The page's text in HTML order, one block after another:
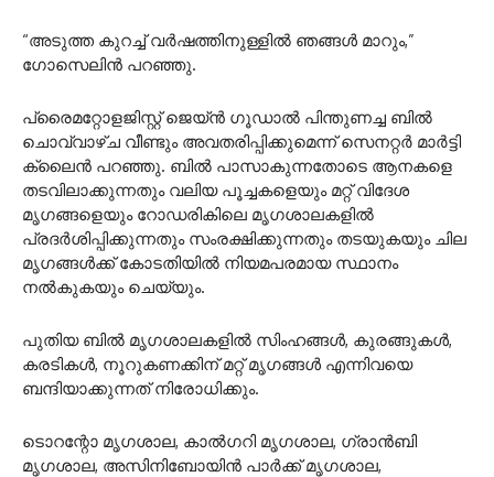
“അടുത്ത കുറച്ച് വർഷത്തിനുള്ളിൽ ഞങ്ങൾ മാറും,”
ഗോസെലിൻ പറഞ്ഞു.
പ്രൈമറ്റോളജിസ്റ്റ് ജെയ്ൻ ഗൂഡാൽ പിന്തുണച്ച ബിൽ
ചൊവ്വാഴ്ച വീണ്ടും അവതരിപ്പിക്കുമെന്ന് സെനറ്റർ മാർട്ടി
ക്ലൈൻ പറഞ്ഞു. ബിൽ പാസാകുന്നതോടെ ആനകളെ
തടവിലാക്കുന്നതും വലിയ പൂച്ചകളെയും മറ്റ് വിദേശ
മൃഗങ്ങളെയും റോഡരികിലെ മൃഗശാലകളിൽ
പ്രദർശിപ്പിക്കുന്നതും സംരക്ഷിക്കുന്നതും തടയുകയും ചില
മൃഗങ്ങൾക്ക് കോടതിയിൽ നിയമപരമായ സ്ഥാനം
നൽകുകയും ചെയ്യും.
പുതിയ ബിൽ മൃഗശാലകളിൽ സിംഹങ്ങൾ, കുരങ്ങുകൾ,
കരടികൾ, നൂറുകണക്കിന് മറ്റ് മൃഗങ്ങൾ എന്നിവയെ
ബന്ദിയാക്കുന്നത് നിരോധിക്കും.
ടൊറന്റോ മൃഗശാല, കാൽഗറി മൃഗശാല, ഗ്രാൻബി
മൃഗശാല, അസിനിബോയിൻ പാർക്ക് മൃഗശാല,